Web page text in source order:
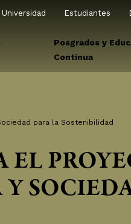
Universidad Estudiantes
Posgrados y
Continua
para la Sostenibilidad
EL